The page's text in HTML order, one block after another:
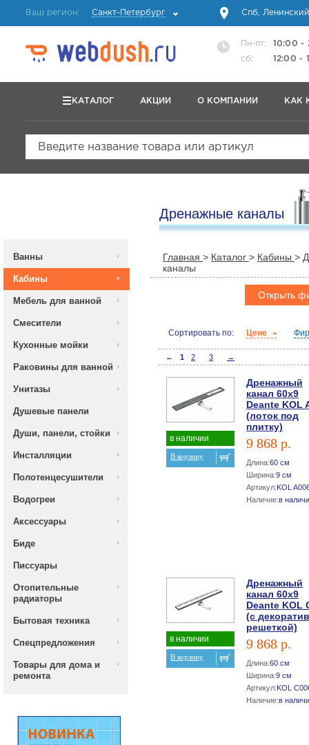
Ваш регион: Санкт-Петербург Спб,
Пн-пт:
10:00 -
сб:
12:00 -
КАТАЛОГ АКЦИИ О КОМПАНИИ КАК
Введите название товара или артикул
Дренажные каналы
Ванны
Кабины
Мебель для ванной
Смесители
Кухонные мойки
Раковины для ванной
Унитазы
Душевые панели
Души, панели, стойки
Инсталляции
Полотенцесушители
Водогреи
Аксессуары
Биде
Писсуары
Отопительные
радиаторы
Бытовая техника
Спецпредложения
Товары для дома и
ремонта
Главная > Каталог > Кабины >
каналы
Открыть
Сортировать по: Цене
← 1 2 3 →
в наличии
В корзину
Дренажный
канал 60х9
Deante KOL
(лоток под
плитку)
9 868 р.
Длина:60 см
Ширина:9 см
Артикул:KOL
Наличие:в
в наличии
В корзину
Дренажный
канал 60х9
Deante KOL
(с
решеткой)
9 868 р.
Длина:60 см
Ширина:9 см
Артикул:KOL
Наличие:в